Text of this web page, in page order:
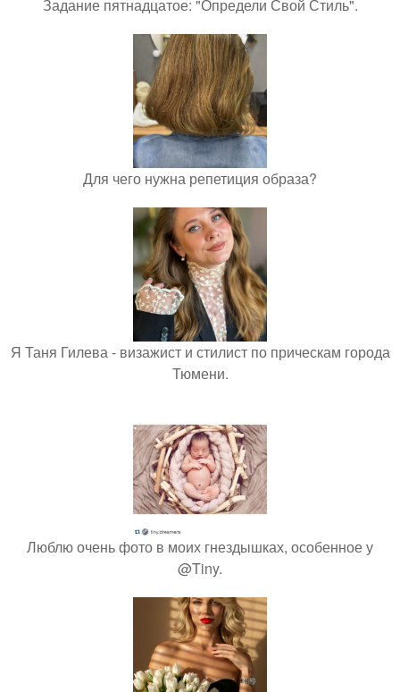
Задание пятнадцатое: "Определи Свой Стиль".
Для чего нужна репетиция образа?
Я Таня Гилева - визажист и стилист по прическам города
Тюмени.
Люблю очень фото в моих гнездышках, особенное у
@Tiny.